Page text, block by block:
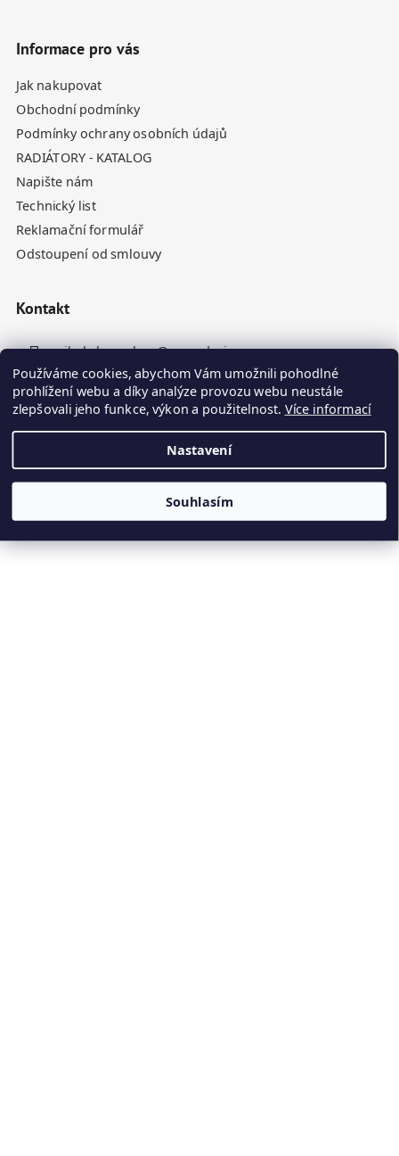
Používáme cookies, abychom Vám umožnili pohodlné
prohlížení webu a díky analýze provozu webu neustále
zlepšovali jeho funkce, výkon a použitelnost. Více informací
Nastavení
Souhlasím
Informace pro vás
Jak nakupovat
Obchodní podmínky
Podmínky ochrany osobních údajů
RADIÁTORY - KATALOG
Napište nám
Technický list
Reklamační formulář
Odstoupení od smlouvy
Kontakt
nikola.homolova@rynesdesign.cz
+420 770 676 110
Vytvořil Shoptet
Copyright 2026Ryneš Design. Všechna práva vyhrazena.